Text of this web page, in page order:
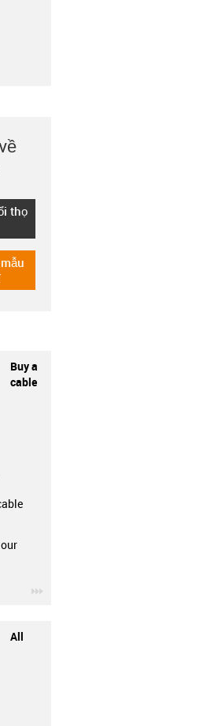
thọ
Buy a
cable
All